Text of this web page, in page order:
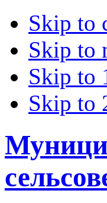
Skip to
Skip to
Skip to
Skip to